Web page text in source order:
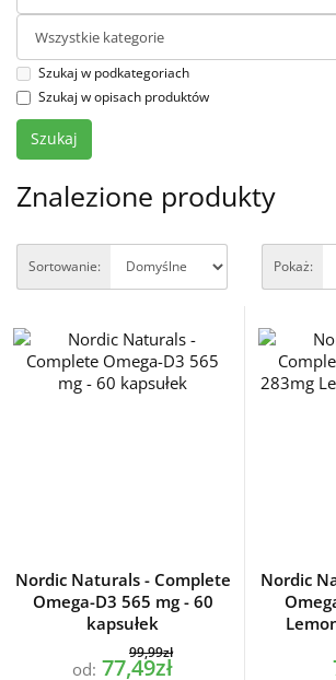
Szukaj w podkategoriach
Szukaj w opisach produktów
Znalezione produkty
Sortowanie: Pokaż:
Nordic Naturals - Complete
Omega-D3 565 mg - 60
kapsułek
od:
99,99zł
77,49zł
Nordic